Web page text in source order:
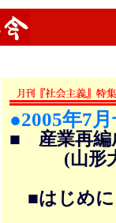
●2005年7
■ 産業再編
(山形大
■はじめに